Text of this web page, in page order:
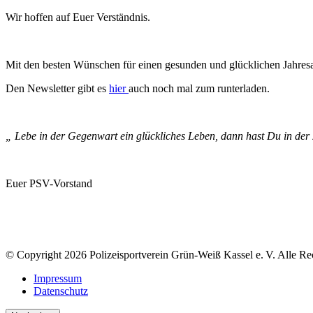
Wir hoffen auf Euer Verständnis.
Mit den besten Wünschen für einen gesunden und glücklichen
Den Newsletter gibt es hierauch noch mal zum runterladen.
„ Lebe in der Gegenwart ein glückliches Leben, dann hast Du in
Euer PSV-Vorstand
© Copyright 2026 Polizeisportverein Grün-Weiß Kassel e. V. Alle
Impressum
Datenschutz